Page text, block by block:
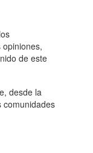
de este
desde la
comunidades